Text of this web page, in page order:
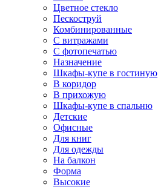
Цветное стекло
Пескоструй
Комбинированные
С витражами
С фотопечатью
Назначение
Шкафы-купе в гостиную
В коридор
В прихожую
Шкафы-купе в спальню
Детские
Офисные
Для книг
Для одежды
На балкон
Форма
Высокие